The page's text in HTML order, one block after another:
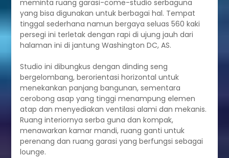
meminta ruang garasi-come-studio serbaguna
yang bisa digunakan untuk berbagai hal. Tempat
tinggal sederhana namun bergaya seluas 560 kaki
persegi ini terletak dengan rapi di ujung jauh dari
halaman ini di jantung Washington DC, AS.
Studio ini dibungkus dengan dinding seng
bergelombang, berorientasi horizontal untuk
menekankan panjang bangunan, sementara
cerobong asap yang tinggi menampung elemen
atap dan menyediakan ventilasi alami dan mekanis.
Ruang interiornya serba guna dan kompak,
menawarkan kamar mandi, ruang ganti untuk
perenang dan ruang garasi yang berfungsi sebagai
lounge.